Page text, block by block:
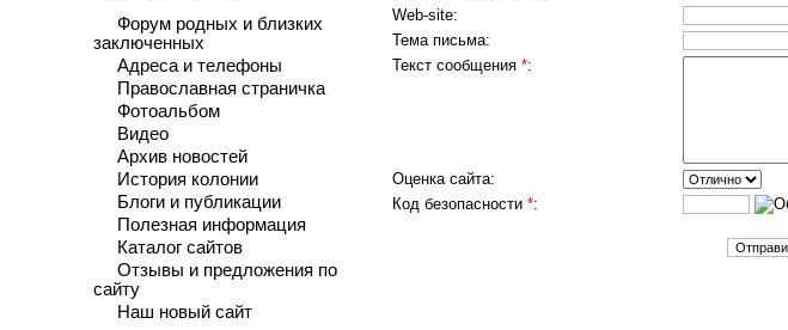
Форум родных и близких
заключенных
Адреса и телефоны
Православная страничка
Фотоальбом
Видео
Архив новостей
История колонии
Блоги и публикации
Полезная информация
Каталог сайтов
Отзывы и предложения по
сайту
Наш новый сайт
Web-site:
Тема письма:
Текст сообщения *:
Оценка сайта:
Код безопасности *: